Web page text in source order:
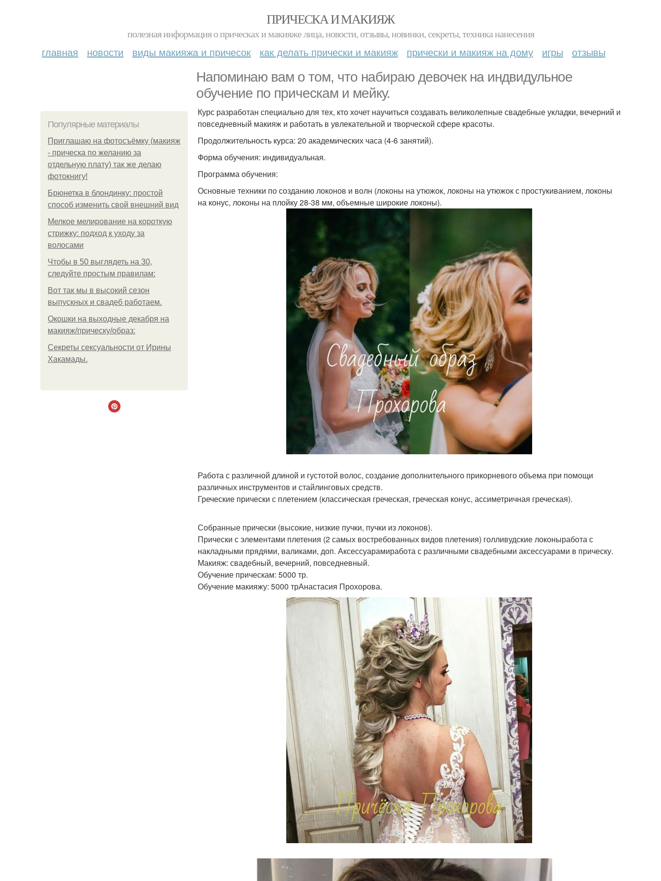
ПРИЧЕСКА И МАКИЯЖ
полезная информация о прическах и макияже лица, новости, отзывы, новинки, секреты, техника нанесения
главная новости виды макияжа и причесок как делать прически и макияж прически и макияж на дому игры отзывы
Напоминаю вам о том, что набираю девочек на индвидульное
обучение по прическам и мейку.
Популярные материалы
Приглашаю на фотосъёмку (макияж
- прическа по желанию за
отдельную плату) так же делаю
фотокнигу!
Брюнетка в блондинку: простой
способ изменить свой внешний вид
Мелкое мелирование на короткую
стрижку: подход к уходу за
волосами
Чтобы в 50 выглядеть на 30,
следуйте простым правилам:
Вот так мы в высокий сезон
выпускных и свадеб работаем.
Окошки на выходные декабря на
макияж/прическу/образ:
Секреты сексуальности от Ирины
Хакамады.
Курс разработан специально для тех, кто хочет научиться создавать великолепные свадебные укладки, вечерний и
повседневный макияж и работать в увлекательной и творческой сфере красоты.
Продолжительность курса: 20 академических часа (4-6 занятий).
Форма обучения: индивидуальная.
Программа обучения:
Основные техники по созданию локонов и волн (локоны на утюжок, локоны на утюжок с простукиванием, локоны
на конус, локоны на плойку 28-38 мм, объемные широкие локоны).
Работа с различной длиной и густотой волос, создание дополнительного прикорневого объема при помощи
различных инструментов и стайлинговых средств.
Греческие прически с плетением (классическая греческая, греческая конус, ассиметричная греческая).
Собранные прически (высокие, низкие пучки, пучки из локонов).
Прически с элементами плетения (2 самых востребованных видов плетения) голливудские локоныработа с
накладными прядями, валиками, доп. Аксессуарамиработа с различными свадебными аксессуарами в прическу.
Макияж: свадебный, вечерний, повседневный.
Обучение прическам: 5000 тр.
Обучение макияжу: 5000 трАнастасия Прохорова.